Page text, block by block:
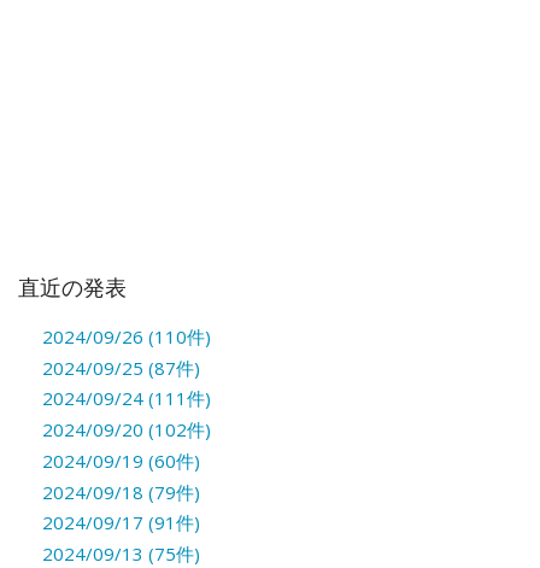
直近の発表
2024/09/26 (110件)
2024/09/25 (87件)
2024/09/24 (111件)
2024/09/20 (102件)
2024/09/19 (60件)
2024/09/18 (79件)
2024/09/17 (91件)
2024/09/13 (75件)